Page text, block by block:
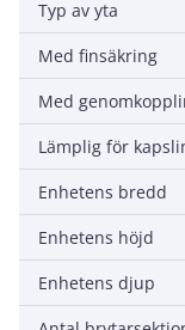
Typ av yta
Med finsäkring
Enhetens bredd
Enhetens höjd
Enhetens djup